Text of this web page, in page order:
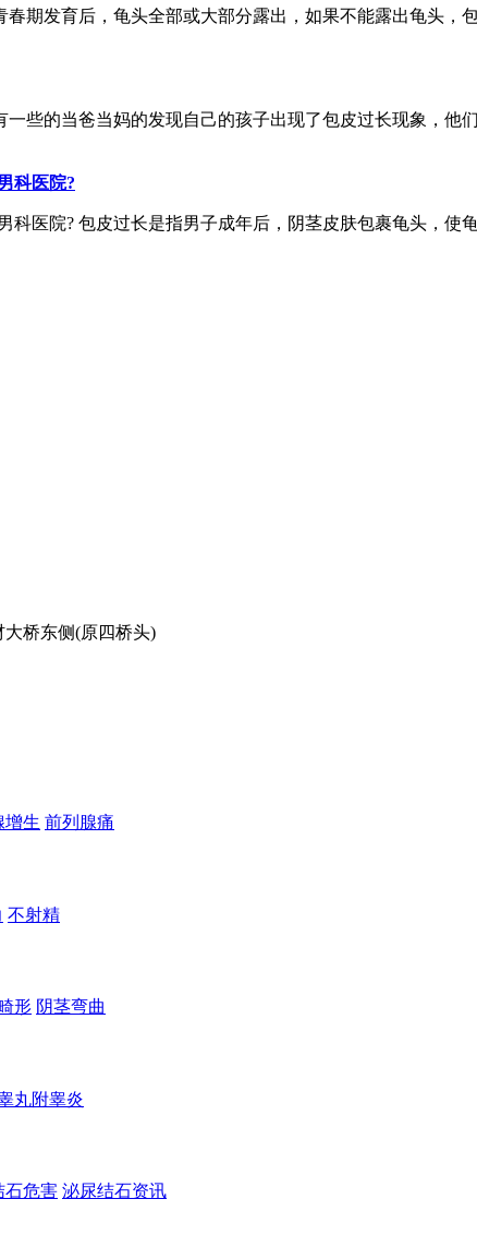
期发育后，龟头全部或大部分露出，如果不能露出龟头
一些的当爸当妈的发现自己的孩子出现了包皮过长现象，
科医院?
科医院? 包皮过长是指男子成年后，阴茎皮肤包裹龟头，
桥东侧(原四桥头)
增生 前列腺痛
不射精
形 阴茎弯曲
丸附睾炎
石危害 泌尿结石资讯